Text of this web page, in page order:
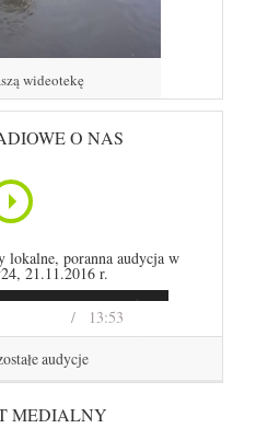
wideotekę
O NAS
13:53
lokalne, poranna audycja w
21.11.2016 r.
audycje
MEDIALNY